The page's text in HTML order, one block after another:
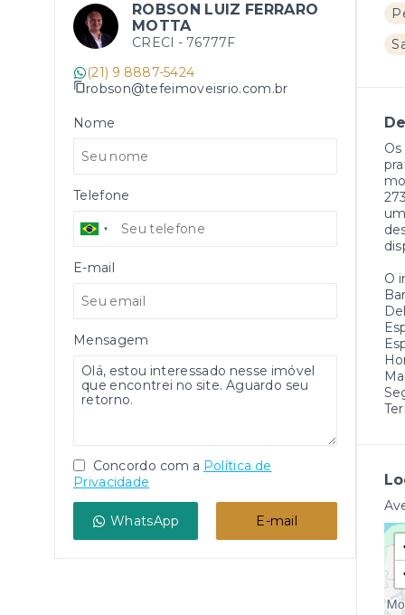
O
ROBSON LUIZ FERRARO
MOTTA
CRECI - 76777F
(21) 9 8887-5424
robson@tefeimoveisrio.com.br
Nome
Telefone
E-mail
Mensagem
Concordo com a Política de
Privacidade
WhatsApp E-mail